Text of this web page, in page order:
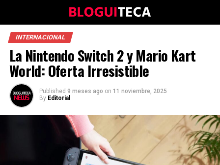
INTERNACIONAL
La Nintendo Switch 2 y Mario Kart
World: Oferta Irresistible
Published 9 meses ago on 11 noviembre, 2025
By Editorial